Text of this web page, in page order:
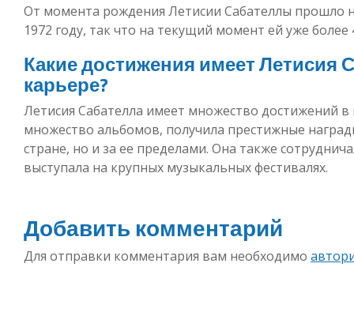
От момента рождения Летисии Сабателлы прошло
1972 году, так что на текущий момент ей уже более
Какие достижения имеет Летисия
карьере?
Летисия Сабателла имеет множество достижений
множество альбомов, получила престижные
стране, но и за ее пределами. Она также
выступала на крупных музыкальных фестивалях.
Добавить комментарий
Для отправки комментария вам необходимо